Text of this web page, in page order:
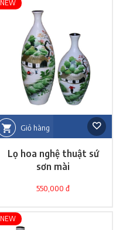
Giỏ hàng
NEW
Lọ hoa nghệ thuật sứ
sơn mài
550,000 đ
NEW